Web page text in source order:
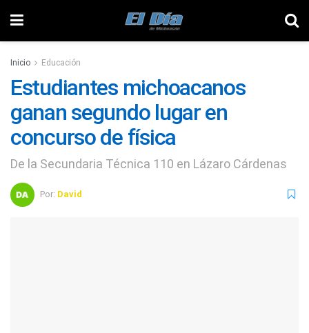
Inicio Educación
Estudiantes michoacanos
ganan segundo lugar en
concurso de física
De la Secundaria Técnica 110 en Lázaro Cárdenas
Por: David